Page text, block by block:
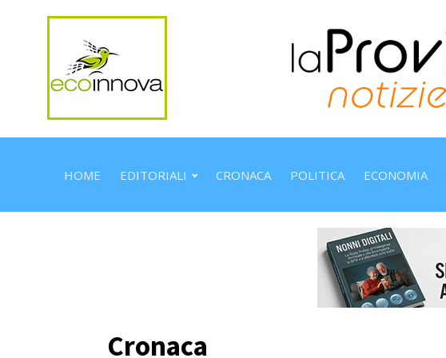
HOME EDITORIALI CRONACA POLITICA ECONOMIA
Cronaca